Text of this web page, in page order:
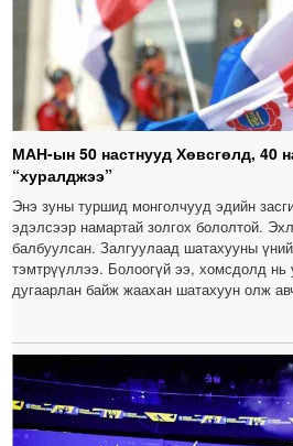
МАН-ын 50 настнууд Хөвсгөлд, 40
“хуралджээ”
Энэ зуны туршид монголчууд эдийн
эдэлсээр намартай золгох бололтой.
балбуулсан. Залгуулаад шатахууны
тэмтрүүллээ. Болоогүй ээ, хомсдолд нь
дугаарлан байж жаахан шатахуун олж